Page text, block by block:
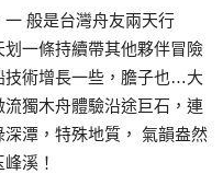
般是台灣舟友兩天行
一條持續帶其他夥伴冒險
技術增長一些，膽子也…大
獨木舟體驗沿途巨石，連
潭，特殊地質， 氣韻盎然
溪！